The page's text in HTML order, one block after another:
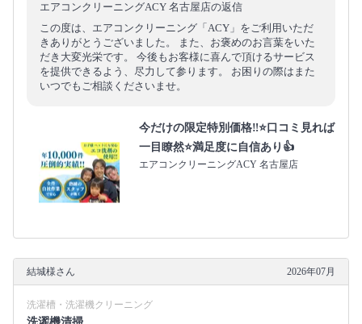
エアコンクリーニングACY 名古屋店の返信
この度は、エアコンクリーニング「ACY」をご利用いただ
きありがとうございました。 また、お褒めのお言葉をいた
だき大変光栄です。 今後もお客様に喜んで頂けるサービス
を提供できるよう、尽力して参ります。 お困りの際はまた
いつでもご相談くださいませ。
今だけの限定特別価格‼️⭐口コミ見れば
一目瞭然⭐満足度に自信あり👍
エアコンクリーニングACY 名古屋店
結城様さん 2026年07月
洗濯槽・洗濯機クリーニング